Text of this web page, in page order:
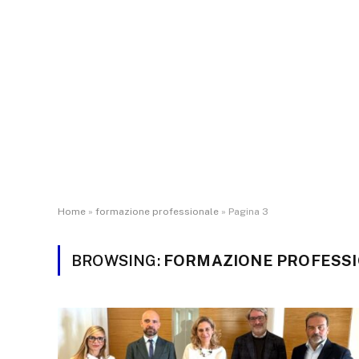
Home » formazione professionale » Pagina 3
BROWSING: FORMAZIONE